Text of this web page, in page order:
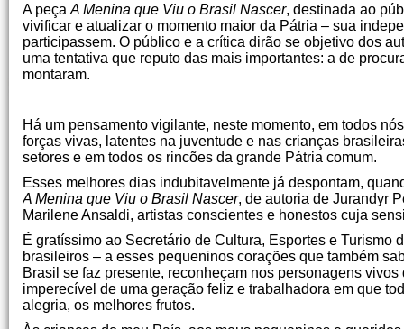
A peça A Menina que Viu o Brasil Nascer, destinada ao
vivificar e atualizar o momento maior da Pátria – sua
participassem. O público e a crítica dirão se objetivo dos
uma tentativa que reputo das mais importantes: a de
montaram.
Há um pensamento vigilante, neste momento, em todos
forças vivas, latentes na juventude e nas crianças
setores e em todos os rincões da grande Pátria comum.
Esses melhores dias indubitavelmente já despontam,
A Menina que Viu o Brasil Nascer, de autoria de Jurandyr
Marilene Ansaldi, artistas conscientes e honestos cuja
É gratíssimo ao Secretário de Cultura, Esportes e
brasileiros – a esses pequeninos corações que também
Brasil se faz presente, reconheçam nos personagens
imperecível de uma geração feliz e trabalhadora em que
alegria, os melhores frutos.